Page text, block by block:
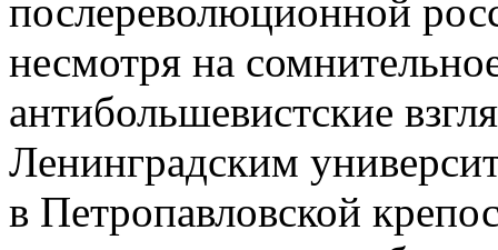
послереволюционной
несмотря на
антибольшевистские
Ленинградским
в Петропавловской